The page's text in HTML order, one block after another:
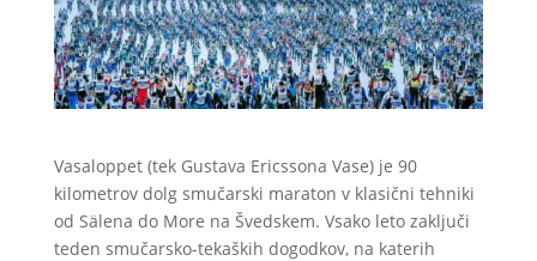
Vasaloppet (tek Gustava Ericssona Vase) je 90
kilometrov dolg smučarski maraton v klasični tehniki
od Sälena do More na Švedskem. Vsako leto zaključi
teden smučarsko-tekaških dogodkov, na katerih